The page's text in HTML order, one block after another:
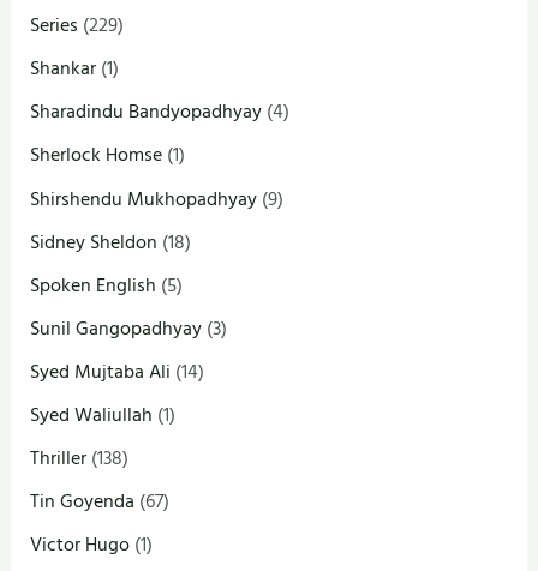
Series (229)
Shankar(1)
Sharadindu Bandyopadhyay(4)
Sherlock Homse(1)
Shirshendu Mukhopadhyay(9)
Sidney Sheldon (18)
Spoken English (5)
Sunil Gangopadhyay(3)
Syed Mujtaba Ali (14)
Syed Waliullah (1)
Thriller(138)
Tin Goyenda (67)
Victor Hugo(1)